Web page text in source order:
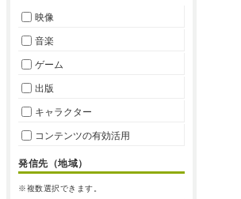
映像
音楽
ゲーム
出版
キャラクター
コンテンツの有効活用
発信先（地域）
※複数選択できます。